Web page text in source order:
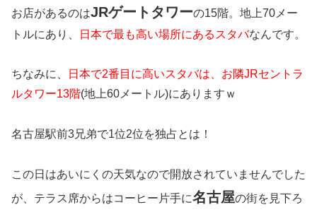
お店があるのはJRゲートタワーの15階。地上70メー
トルにあり、
日本で最も高い場所にあるスタバなんです。
ちなみに、
日本で2番目に高いスタバは、お隣JRセントラ
ルタワー13階(地上60メートル)にありますｗ
名古屋駅前3兄弟で1位2位を独占とは！
この日はあいにくの天気なので開放されていませんでした
が、テラス席からはコーヒー片手に名古屋の街を見下ろ